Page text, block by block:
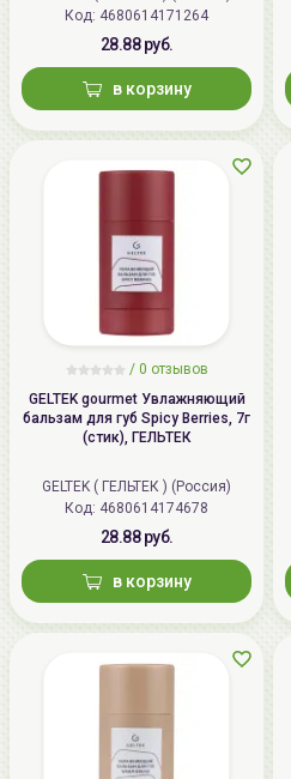
Код: 4680614171264
28.88 руб.
в корзину
/ 0 отзывов
GELTEK gourmet Увлажняющий
бальзам для губ Spicy Berries, 7г
(стик), ГЕЛЬТЕК
GELTEK ( ГЕЛЬТЕК ) (Россия)
Код: 4680614174678
28.88 руб.
в корзину